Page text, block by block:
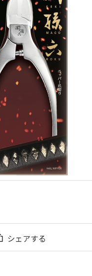
シェアする